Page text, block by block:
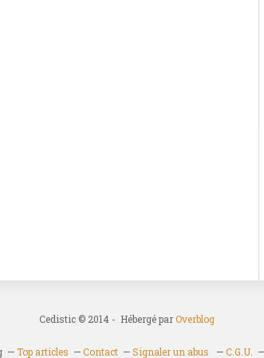
Cedistic © 2014 - Hébergé parOverblog
Top articles Contact Signaler un abus C.G.U.